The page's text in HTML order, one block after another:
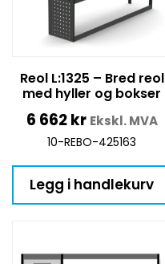
Reol L:1325 – Bred reol
med hyller og bokser
6 662kr Ekskl. MVA
10-REBO-425163
Legg i handlekurv